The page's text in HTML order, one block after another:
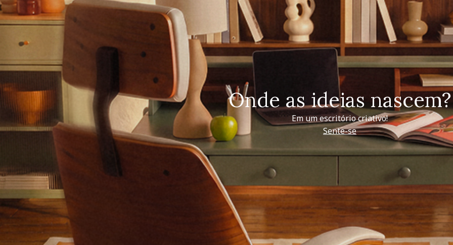
Onde as ideias nascem?
Em um escritório criativo!
Sente-se